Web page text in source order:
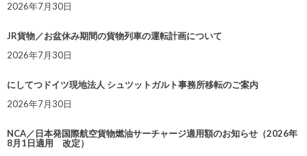
2026年7月30日
JR貨物／お盆休み期間の貨物列車の運転計画について
2026年7月30日
にしてつドイツ現地法人 シュツットガルト事務所移転のご案内
2026年7月30日
NCA／日本発国際航空貨物燃油サーチャージ適用額のお知らせ（2026年
8月1日適用 改定）